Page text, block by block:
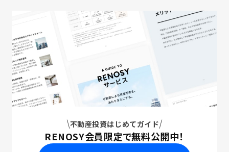
不動産投資はじめてガイド
RENOSY会員限定で無料公開中！